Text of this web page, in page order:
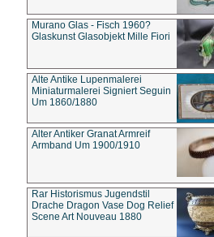
Murano Glas - Fisch 1960?
Glaskunst Glasobjekt Mille Fiori
Alte Antike Lupenmalerei
Miniaturmalerei Signiert Seguin
Um 1860/1880
Alter Antiker Granat Armreif
Armband Um 1900/1910
Rar Historismus Jugendstil
Drache Dragon Vase Dog Relief
Scene Art Nouveau 1880